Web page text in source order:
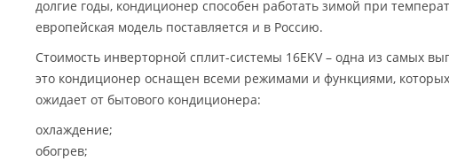
долгие годы, кондиционер способен работать зимой при
европейская модель поставляется и в Россию.
Стоимость инверторной сплит-системы 16EKV – одна из самых
это кондиционер оснащен всеми режимами и функциями,
ожидает от бытового кондиционера:
охлаждение;
обогрев;